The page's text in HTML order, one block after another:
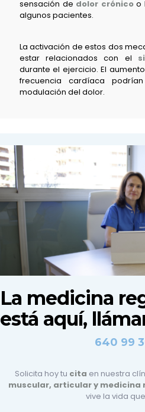
sensación de dolor crónicoo
algunos pacientes.
La activación de estos dos
estar relacionados con el
durante el ejercicio. El
frecuencia cardíaca
modulación del dolor.
La medicina
está aquí,
640 99
Solicita hoy tu cita en nuestra
muscular, articular y medicina
vive la vida